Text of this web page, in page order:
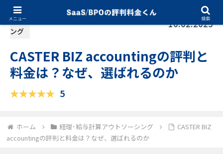
経理･給与計算アウトソーシ
ング
10.02.2025
CASTER BIZ accountingの評判と
料金は？なぜ、選ばれるのか
5
ホーム 経理･給与計算アウトソーシング
CASTER BIZ
accountingの評判と料金は？なぜ、選ばれるのか
メニュー 検索